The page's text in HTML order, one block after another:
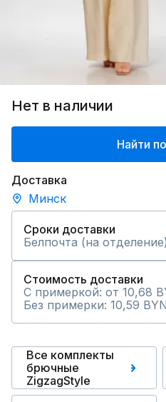
Нет в наличии
Найти
Доставка
Минск
Сроки доставки
Белпочта (на
Стоимость доставки
С примеркой: от 10,68
Без примерки: 10,59 BYN
Все комплекты
брючные
ZigzagStyle